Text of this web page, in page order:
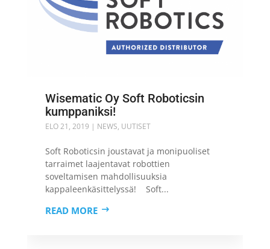
Wisematic Oy Soft Roboticsin
kumppaniksi!
ELO 21, 2019 | NEWS, UUTISET
Soft Roboticsin joustavat ja monipuoliset
tarraimet laajentavat robottien
soveltamisen mahdollisuuksia
kappaleenkäsittelyssä! Soft...
READ MORE